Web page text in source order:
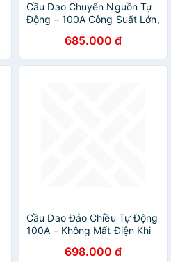
Cầu Dao Chuyển Nguồn Tự
Động – 100A Công Suất Lớn,
Nguồn Không Bị Mất Điện
685.000 đ
Cầu Dao Đảo Chiều Tự Động
100A – Không Mất Điện Khi
Dùng 2 Nguồn Điện đèn
698.000 đ